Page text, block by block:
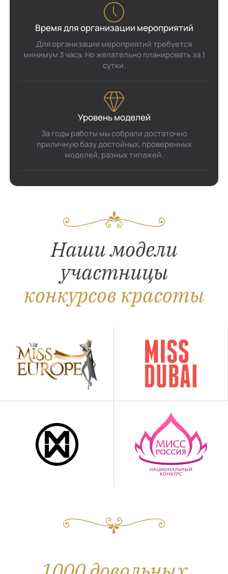
Время для организации мероприятий
Для организации мероприятий требуется
минимум 3 часа. Но желательно планировать за 1
сутки.
Уровень моделей
За годы работы мы собрали достаточно
приличную базу достойных, проверенных
моделей, разных типажей.
Наши модели
участницы
конкурсов красоты